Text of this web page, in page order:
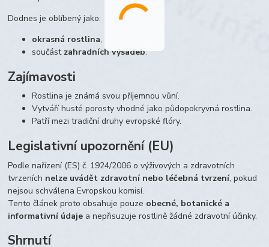
Dodnes je oblíbený jako:
okrasná rostlina,
součást zahradních výsadeb.
Zajímavosti
Rostlina je známá svou příjemnou vůní.
Vytváří husté porosty vhodné jako půdopokryvná rostlina.
Patří mezi tradiční druhy evropské flóry.
Legislativní upozornění (EU)
Podle nařízení (ES) č. 1924/2006 o výživových a zdravotních
tvrzeních nelze uvádět zdravotní nebo léčebná tvrzení, pokud
nejsou schválena Evropskou komisí.
Tento článek proto obsahuje pouze obecné, botanické a
informativní údaje a nepřisuzuje rostlině žádné zdravotní účinky.
Shrnutí